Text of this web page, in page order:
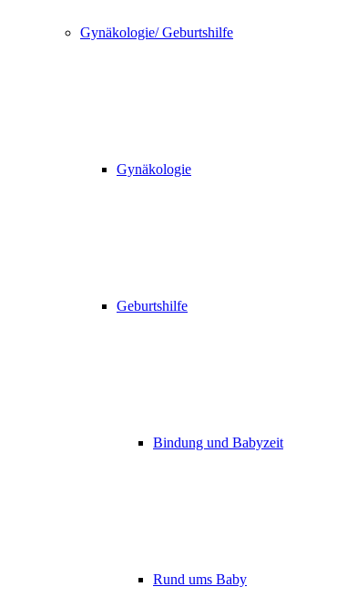
Gynäkologie/ Geburtshilfe
Gynäkologie
Geburtshilfe
Bindung und Babyzeit
Rund ums Baby